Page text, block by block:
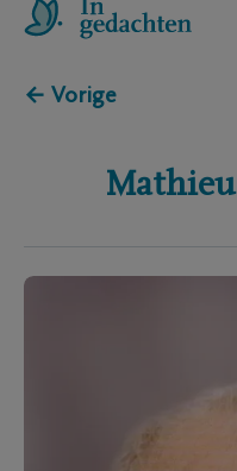
← Vorige
Mathieu